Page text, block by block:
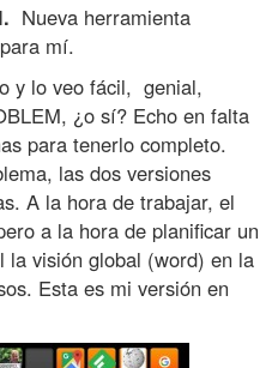
Nueva herramienta
mí.
y lo veo fácil, genial,
¿o sí? Echo en falta
para tenerlo completo.
las dos versiones
A la hora de trabajar, el
a la hora de planificar un
la visión global (word) en la
Esta es mi versión en